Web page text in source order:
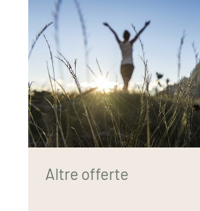
Altre offerte